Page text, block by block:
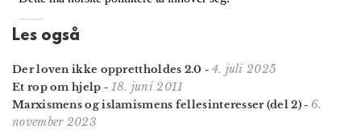
Les også
Der loven ikke opprettholdes 2.0 - 4. juli 2025
Et rop om hjelp - 18. juni 2011
Marxismens og islamismens felles­interesser (del 2) - 6.
november 2023